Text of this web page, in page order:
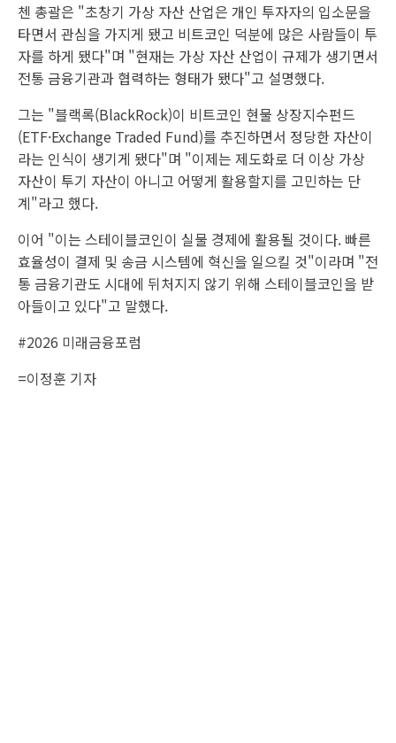
첸 총괄은 "초창기 가상 자산 산업은 개인 투자자의 입소문을
타면서 관심을 가지게 됐고 비트코인 덕분에 많은 사람들이 투
자를 하게 됐다"며 "현재는 가상 자산 산업이 규제가 생기면서
전통 금융기관과 협력하는 형태가 됐다"고 설명했다.
그는 "블랙록(BlackRock)이 비트코인 현물 상장지수펀드
(ETF·Exchange Traded Fund)를 추진하면서 정당한 자산이
라는 인식이 생기게 됐다"며 "이제는 제도화로 더 이상 가상
자산이 투기 자산이 아니고 어떻게 활용할지를 고민하는 단
계"라고 했다.
이어 "이는 스테이블코인이 실물 경제에 활용될 것이다. 빠른
효율성이 결제 및 송금 시스템에 혁신을 일으킬 것"이라며 "전
통 금융기관도 시대에 뒤처지지 않기 위해 스테이블코인을 받
아들이고 있다"고 말했다.
#2026 미래금융포럼
=이정훈 기자